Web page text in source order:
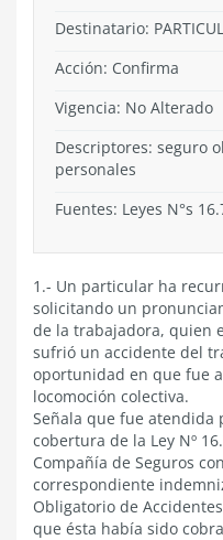
Destinatario:
Acción: Confirma
Vigencia: No Alterado
Descriptores: seguro
personales
Fuentes: Leyes N°s
1.- Un particular ha
solicitando un
de la trabajadora, quien
sufrió un accidente del
oportunidad en que fue
locomoción colectiva.
Señala que fue
cobertura de la Ley Nº
Compañía de Seguros
correspondiente
Obligatorio de
que ésta había sido